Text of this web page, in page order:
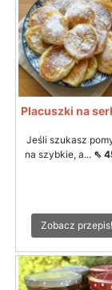
Placuszki na
Jeśli szukasz
na szybkie, a... ⇖
Zobacz przepis!